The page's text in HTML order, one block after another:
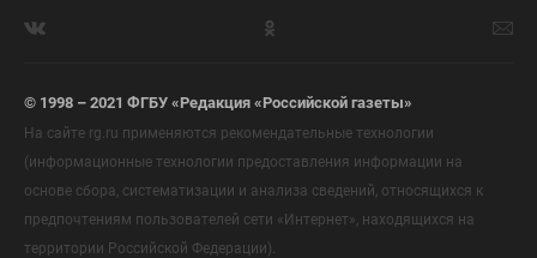
© 1998 – 2021 ФГБУ «Редакция «Российской газеты»
На сайте rg.ru применяются рекомендательные технологии
(информационные технологии предоставления информации на
основе сбора, систематизации и анализа сведений, относящихся к
предпочтениям пользователей сети «Интернет», находящихся на
территории Российской Федерации).